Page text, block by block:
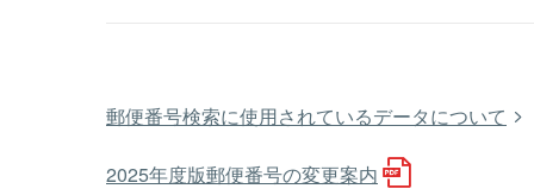
郵便番号検索に使用されているデータについて
2025年度版郵便番号の変更案内